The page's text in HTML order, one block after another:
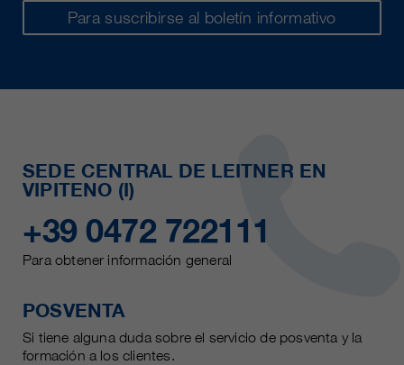
Para suscribirse al boletín informativo
SEDE CENTRAL DE LEITNER EN
VIPITENO (I)
+39 0472 722111
Para obtener información general
POSVENTA
Si tiene alguna duda sobre el servicio de posventa y la
formación a los clientes.